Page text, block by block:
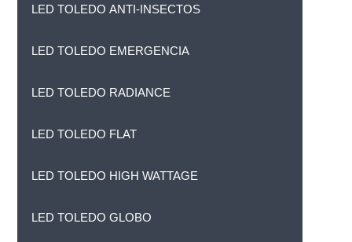
LED TOLEDO ANTI-INSECTOS
LED TOLEDO EMERGENCIA
LED TOLEDO RADIANCE
LED TOLEDO FLAT
LED TOLEDO HIGH WATTAGE
LED TOLEDO GLOBO